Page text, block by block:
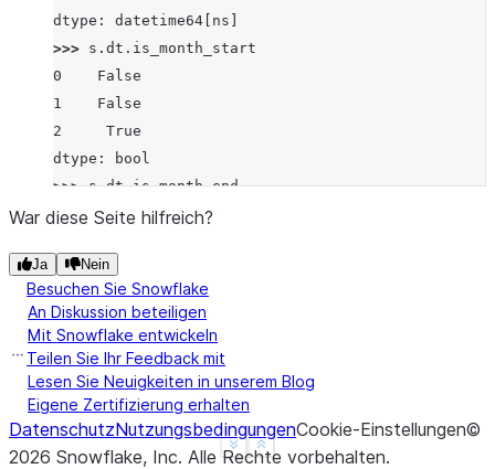
dtype: datetime64[ns]
>>> s . dt . is_month_start
0    False
1    False
2     True
dtype: bool
>>> s.dt.is_month_end
0    False
2    False
dtype: bool
Show less
See more
War diese Seite hilfreich?
Ja Nein
Besuchen Sie Snowflake
An Diskussion beteiligen
Mit Snowflake entwickeln
Teilen Sie Ihr Feedback mit
Lesen Sie Neuigkeiten in unserem Blog
Eigene Zertifizierung erhalten
DatenschutzNutzungsbedingungenCookie-Einstellungen©
2026 Snowflake, Inc. Alle Rechte vorbehalten.